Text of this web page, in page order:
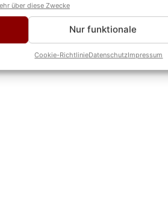
über diese Zwecke
Nur funktionale
Cookie-RichtlinieDatenschutzImpressum